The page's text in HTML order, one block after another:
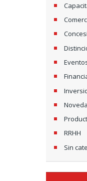
RRHH
Sin